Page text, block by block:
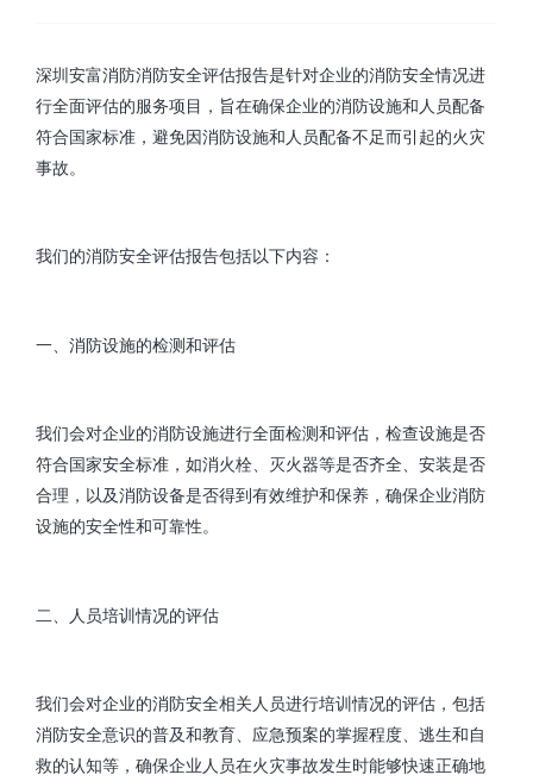
深圳安富消防消防安全评估报告是针对企业的消防安全情况进
行全面评估的服务项目，旨在确保企业的消防设施和人员配备
符合国家标准，避免因消防设施和人员配备不足而引起的火灾
事故。
我们的消防安全评估报告包括以下内容：
一、消防设施的检测和评估
我们会对企业的消防设施进行全面检测和评估，检查设施是否
符合国家安全标准，如消火栓、灭火器等是否齐全、安装是否
合理，以及消防设备是否得到有效维护和保养，确保企业消防
设施的安全性和可靠性。
二、人员培训情况的评估
我们会对企业的消防安全相关人员进行培训情况的评估，包括
消防安全意识的普及和教育、应急预案的掌握程度、逃生和自
救的认知等，确保企业人员在火灾事故发生时能够快速正确地